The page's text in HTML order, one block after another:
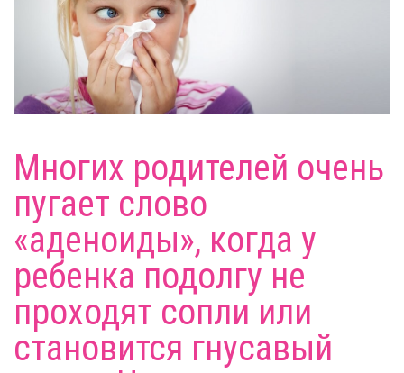
Многих родителей очень
пугает слово
«аденоиды», когда у
ребенка подолгу не
проходят сопли или
становится гнусавый